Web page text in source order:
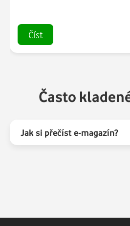
Číst
Často
Jak si přečíst e-magazín?